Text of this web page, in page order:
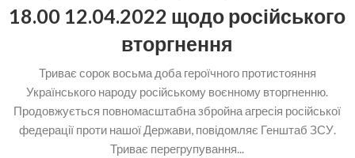
18.00 12.04.2022 щодо російського
вторгнення
Триває сорок восьма доба героїчного протистояння
Українського народу російському воєнному вторгненню.
Продовжується повномасштабна збройна агресія російської
федерації проти нашої Держави, повідомляє Генштаб ЗСУ.
Триває перегрупування...